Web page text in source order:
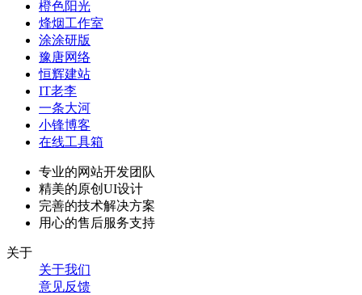
橙色阳光
烽烟工作室
涂涂研版
豫唐网络
恒辉建站
IT老李
一条大河
小锋博客
在线工具箱
专业的网站开发团队
精美的原创UI设计
完善的技术解决方案
用心的售后服务支持
关于
关于我们
意见反馈